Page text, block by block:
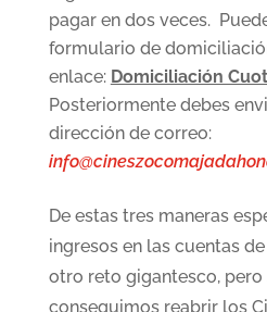
pagar en dos veces.
formulario de
enlace: Domiciliación
Posteriormente debes
dirección de correo:
De estas tres maneras
ingresos en las cuentas
otro reto gigantesco, pero
conseguimos reabrir los